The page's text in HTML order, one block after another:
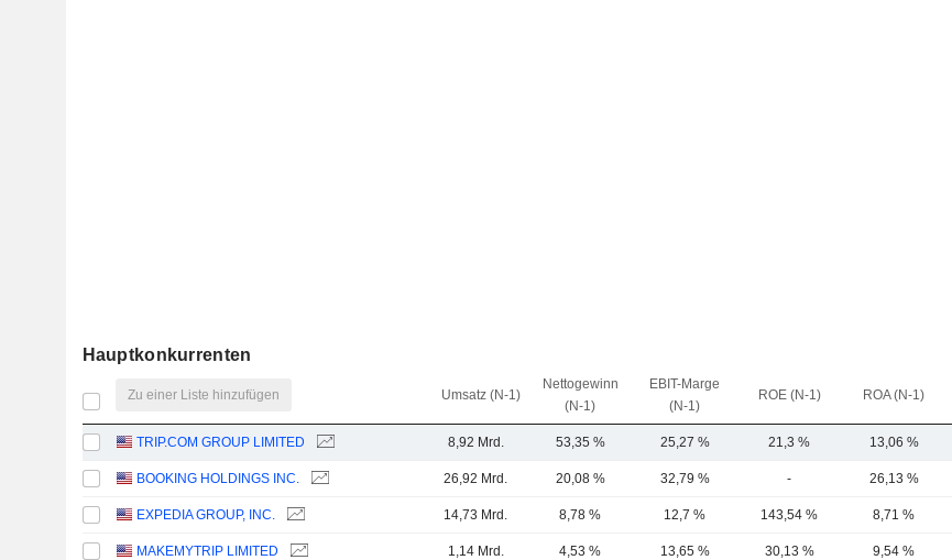
Hauptkonkurrenten
Zu einer Liste hinzufügen Umsatz (N-1)
Nettogewinn
(N-1)
EBIT-Marge
(N-1)
ROE (N-1) ROA (N-1)
TRIP.COM GROUP LIMITED 8,92 Mrd. 53,35 % 25,27 % 21,3 % 13,06 %
BOOKING HOLDINGS INC. 26,92 Mrd. 20,08 % 32,79 % - 26,13 %
EXPEDIA GROUP, INC. 14,73 Mrd. 8,78 % 12,7 % 143,54 % 8,71 %
MAKEMYTRIP LIMITED 1,14 Mrd. 4,53 % 13,65 % 30,13 % 9,54 %